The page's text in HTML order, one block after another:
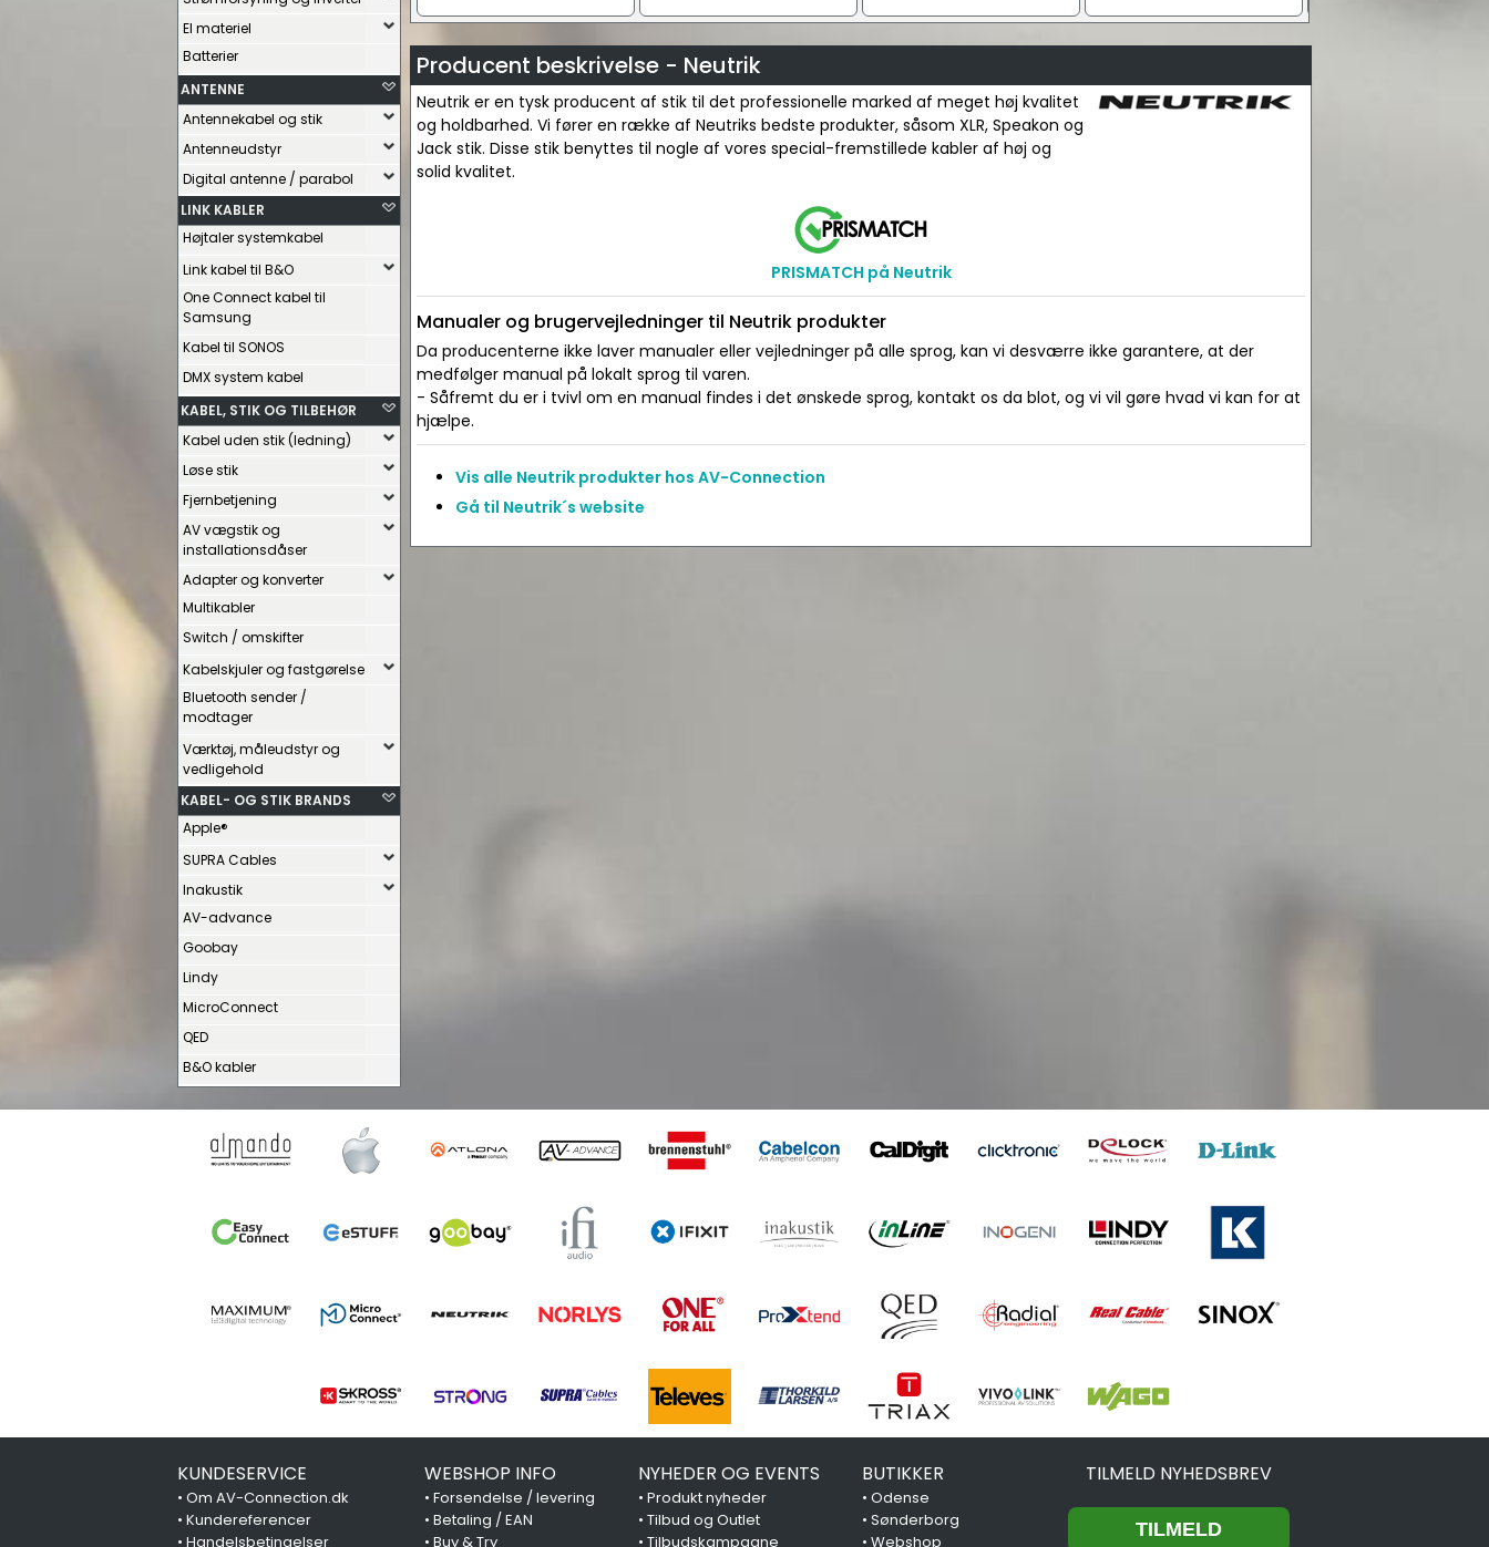
El materiel
Batterier
ANTENNE
Antennekabel og stik
Antenneudstyr
Digital antenne / parabol
LINK KABLER
Højtaler systemkabel
Link kabel til B&O
One Connect kabel til
Samsung
Kabel til SONOS
DMX system kabel
KABEL, STIK OG TILBEHØR
Kabel uden stik (ledning)
Løse stik
Fjernbetjening
AV vægstik og
installationsdåser
Adapter og konverter
Multikabler
Switch / omskifter
Kabelskjuler og fastgørelse
Bluetooth sender /
modtager
Værktøj, måleudstyr og
vedligehold
KABEL- OG STIK BRANDS
Apple®
SUPRA Cables
Inakustik
AV-advance
Goobay
Lindy
MicroConnect
QED
B&O kabler
Producent beskrivelse - Neutrik
Neutrik er en tysk producent af stik til det professionelle marked af meget høj kvalitet
og holdbarhed. Vi fører en række af Neutriks bedste produkter, såsom XLR, Speakon og
Jack stik. Disse stik benyttes til nogle af vores special-fremstillede kabler af høj og
solid kvalitet.
PRISMATCH på Neutrik
Manualer og brugervejledninger til Neutrik produkter
Da producenterne ikke laver manualer eller vejledninger på alle sprog, kan vi desværre ikke garantere, at der
medfølger manual på lokalt sprog til varen.
- Såfremt du er i tvivl om en manual findes i det ønskede sprog, kontakt os da blot, og vi vil gøre hvad vi kan for at
hjælpe.
Vis alle Neutrik produkter hos AV-Connection
Gå til Neutrik´s website
KUNDESERVICE
• Om AV-Connection.dk
• Kundereferencer
• Handelsbetingelser
WEBSHOP INFO
• Forsendelse / levering
• Betaling / EAN
• Buy & Try
NYHEDER OG EVENTS
• Produkt nyheder
• Tilbud og Outlet
• Tilbudskampagne
BUTIKKER
•Odense
•Sønderborg
•Webshop
TILMELD NYHEDSBREV